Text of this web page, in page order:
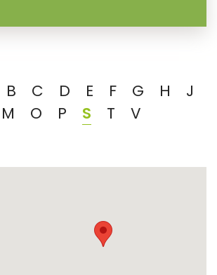
B C D E F G H
J
M O P S T V